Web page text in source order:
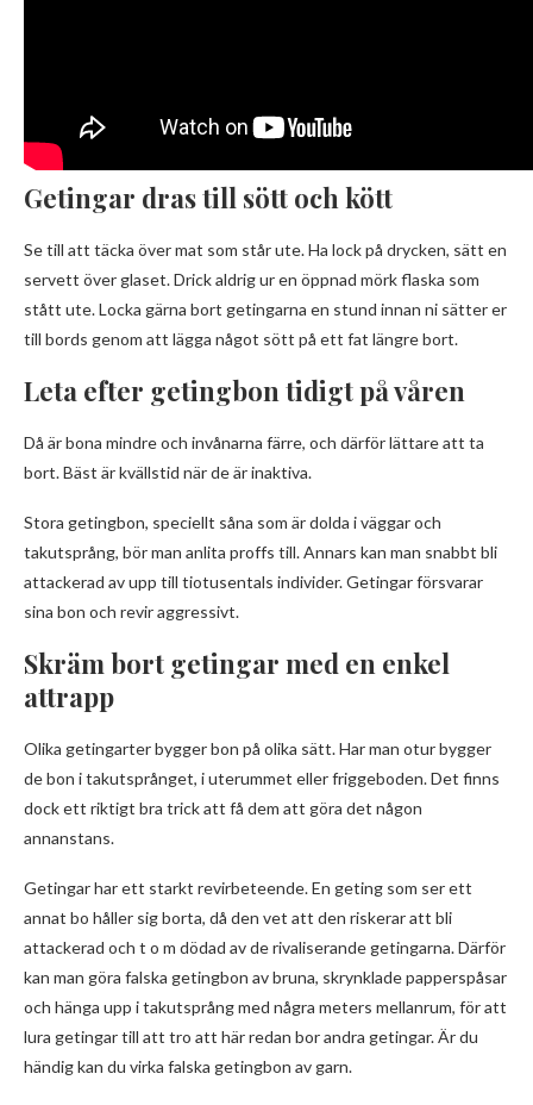
Getingar dras till sött och kött
Se till att täcka över mat som står ute. Ha lock på drycken, sätt en
servett över glaset. Drick aldrig ur en öppnad mörk flaska som
stått ute. Locka gärna bort getingarna en stund innan ni sätter er
till bords genom att lägga något sött på ett fat längre bort.
Leta efter getingbon tidigt på våren
Då är bona mindre och invånarna färre, och därför lättare att ta
bort. Bäst är kvällstid när de är inaktiva.
Stora getingbon, speciellt såna som är dolda i väggar och
takutsprång, bör man anlita proffs till. Annars kan man snabbt bli
attackerad av upp till tiotusentals individer. Getingar försvarar
sina bon och revir aggressivt.
Skräm bort getingar med en enkel
attrapp
Olika getingarter bygger bon på olika sätt. Har man otur bygger
de bon i takutsprånget, i uterummet eller friggeboden. Det finns
dock ett riktigt bra trick att få dem att göra det någon
annanstans.
Getingar har ett starkt revirbeteende. En geting som ser ett
annat bo håller sig borta, då den vet att den riskerar att bli
attackerad och t o m dödad av de rivaliserande getingarna. Därför
kan man göra falska getingbon av bruna, skrynklade papperspåsar
och hänga upp i takutsprång med några meters mellanrum, för att
lura getingar till att tro att här redan bor andra getingar. Är du
händig kan du virka falska getingbon av garn.